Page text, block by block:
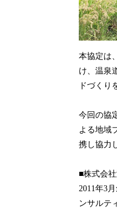
本協定は
け、温泉
ドづくり
今回の協
よる地域
携し協力
■株式会
2011年3
ンサルテ